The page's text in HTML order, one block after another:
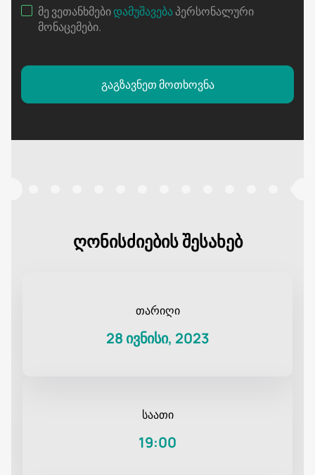
მე ვეთანხმებიდამუშავებაპერსონალური
მონაცემები.
გაგზავნეთ მოთხოვნა
ღონისძიების შესახებ
თარიღი
28 ივნისი, 2023
საათი
19:00